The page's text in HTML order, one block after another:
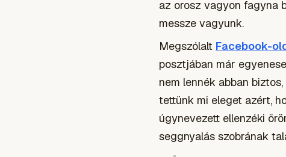
az orosz vagyon fagyna
messze vagyunk.
Megszólalt Facebook-
posztjában már
nem lennék abban
tettünk mi eleget azért,
úgynevezett ellenzéki
seggnyalás szobrának